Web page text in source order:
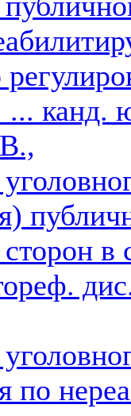
... канд.
в
по